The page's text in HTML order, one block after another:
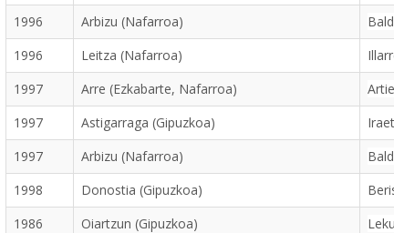
1996
Arbizu (Nafarroa)
1996
Leitza (Nafarroa)
1997
Arre (Ezkabarte, Nafarroa)
1997
Astigarraga (Gipuzkoa)
1997
Arbizu (Nafarroa)
1998
Donostia (Gipuzkoa)
1986
Oiartzun (Gipuzkoa)